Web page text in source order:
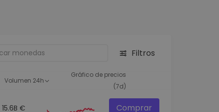
oportunidades de
inteligente para un
Filtros
Volumen 24h
Gráfico de precios
(7d)
15.6B € Comprar